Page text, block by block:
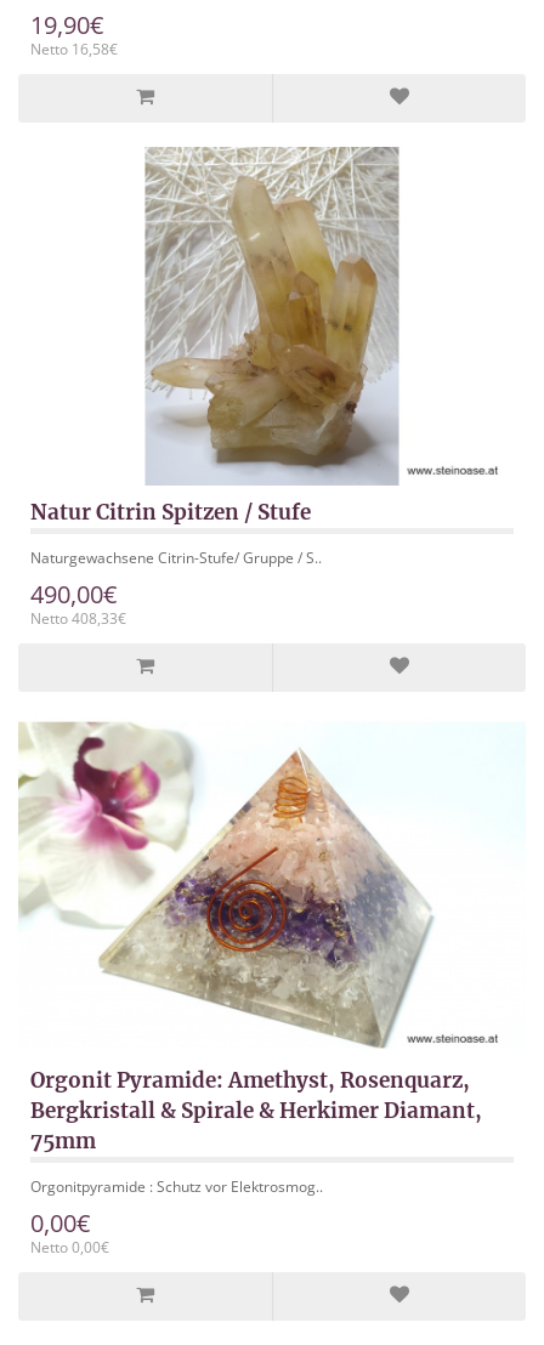
19,90€
Netto 16,58€
Natur Citrin Spitzen / Stufe
Naturgewachsene Citrin-Stufe/ Gruppe / S..
490,00€
Netto 408,33€
Orgonit Pyramide: Amethyst, Rosenquarz,
Bergkristall & Spirale & Herkimer Diamant,
75mm
Orgonitpyramide : Schutz vor Elektrosmog..
0,00€
Netto 0,00€